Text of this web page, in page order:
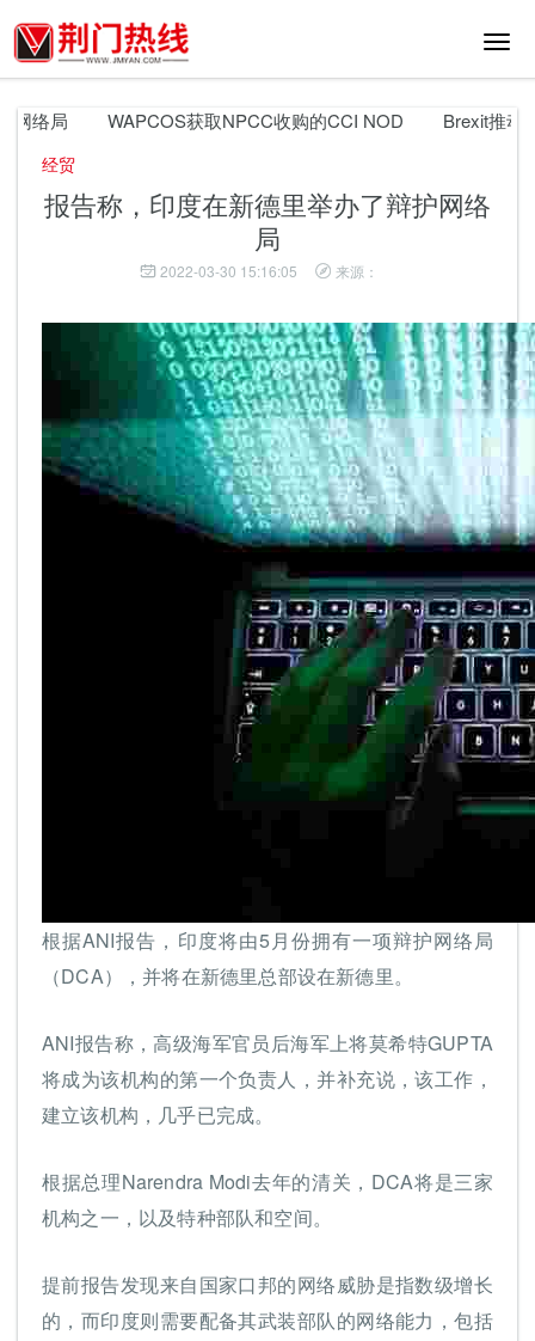
切
航
络局 WAPCOS获取NPCC收购的CCI NOD Brexit推动支
经贸
报告称，印度在新德里举办了辩护网络
局
2022-03-30 15:16:05 来源：
根据ANI报告，印度将由5月份拥有一项辩护网络局
（DCA），并将在新德里总部设在新德里。
ANI报告称，高级海军官员后海军上将莫希特GUPTA
将成为该机构的第一个负责人，并补充说，该工作，
建立该机构，几乎已完成。
根据总理Narendra Modi去年的清关，DCA将是三家
机构之一，以及特种部队和空间。
提前报告发现来自国家口邦的网络威胁是指数级增长
的，而印度则需要配备其武装部队的网络能力，包括